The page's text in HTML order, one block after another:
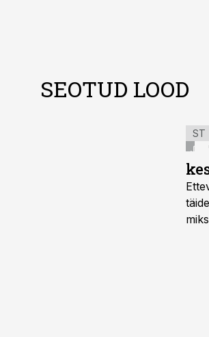
SEOTUD LOOD
ST